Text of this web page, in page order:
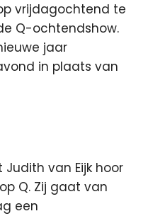
vrijdagochtend te
Q-ochtendshow.
jaar
in plaats van
van Eijk hoor
Q. Zij gaat van
een